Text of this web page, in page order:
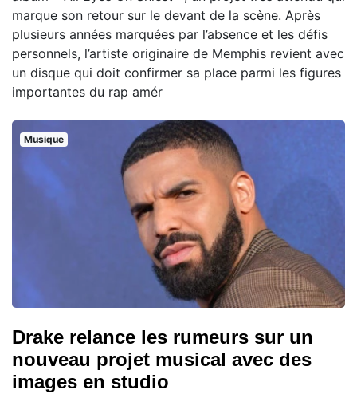
marque son retour sur le devant de la scène. Après
plusieurs années marquées par l’absence et les défis
personnels, l’artiste originaire de Memphis revient avec
un disque qui doit confirmer sa place parmi les figures
importantes du rap amér
Musique
Drake relance les rumeurs sur un
nouveau projet musical avec des
images en studio